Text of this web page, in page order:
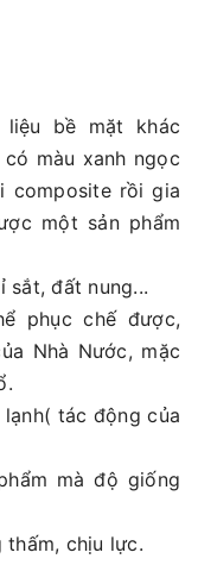
bề mặt khác
màu xanh ngọc
composite rồi gia
một sản phẩm
sắt, đất nung...
phục chế được,
Nhà Nước, mặc
tác động của
mà độ giống
chịu lực.